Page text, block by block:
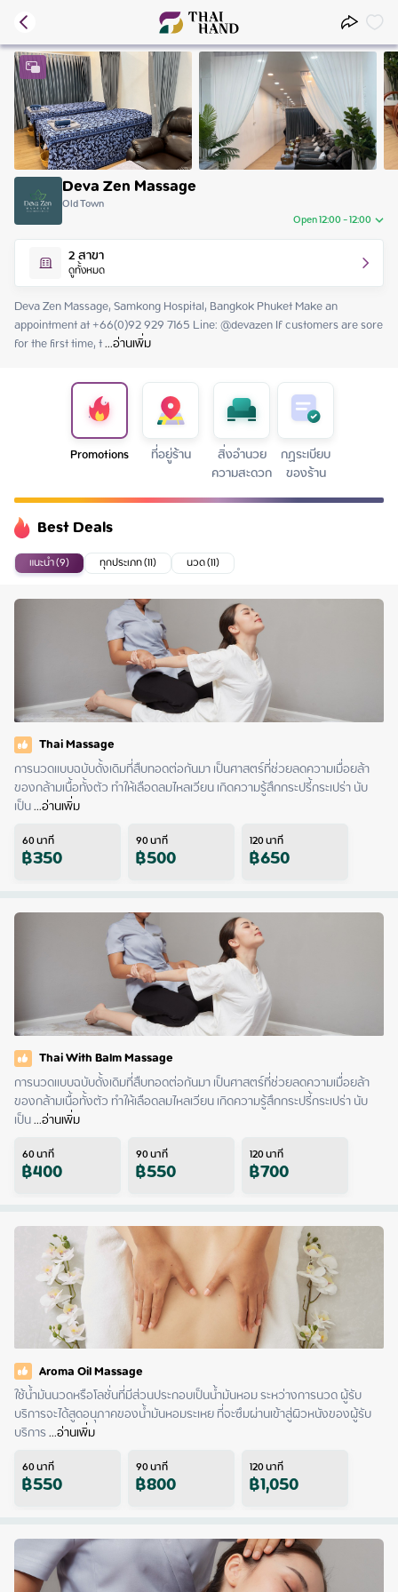
Deva Zen Massage
Old Town
Open 12:00 - 12:00
Sunday 12:00 - 12:00
Monday 12:00 - 12:00
Tuesday 12:00 - 12:00
Wednesday 12:00 - 12:00
Thursday 12:00 - 12:00
Friday
2สาขา
ดูทั้งหมด
Deva Zen Massage, Samkong Hospital, Bangkok Phuket Make an
appointment at +66(0)92 929 7165 Line: @devazen If customers are sore
for the first time, t ...อ่านเพิ่ม
Promotions ที่อยู่ร้าน สิ่งอำนวย
ความสะดวก
กฏระเบียบ
ของร้าน
Best Deals
แนะนำ (9) ทุกประเภท (11) นวด (11)
Thai Massage
การนวดแบบฉบับดั้งเดิมที่สืบทอดต่อกันมา เป็นศาสตร์ที่ช่วยลดความเมื่อยล้า
ของกล้ามเนื้อทั้งตัว ทำให้เลือดลมไหลเวียน เกิดความรู้สึกกระปรี้กระเปร่า นับ
เป็น ...อ่านเพิ่ม
60นาที
฿350 90นาที
฿500 120นาที
฿650
Thai With Balm Massage
การนวดแบบฉบับดั้งเดิมที่สืบทอดต่อกันมา เป็นศาสตร์ที่ช่วยลดความเมื่อยล้า
ของกล้ามเนื้อทั้งตัว ทำให้เลือดลมไหลเวียน เกิดความรู้สึกกระปรี้กระเปร่า นับ
เป็น ...อ่านเพิ่ม
60นาที
฿400 90นาที
฿550 120นาที
฿700
Aroma Oil Massage
ใช้น้ำมันนวดหรือโลชั่นที่มีส่วนประกอบเป็นน้ำมันหอม ระหว่างการนวด ผู้รับ
บริการจะได้สูดอนุภาคของน้ำมันหอมระเหย ที่จะซึมผ่านเข้าสู่ผิวหนังของผู้รับ
บริการ ...อ่านเพิ่ม
60นาที
฿550 90นาที
฿800 120นาที
฿1,050